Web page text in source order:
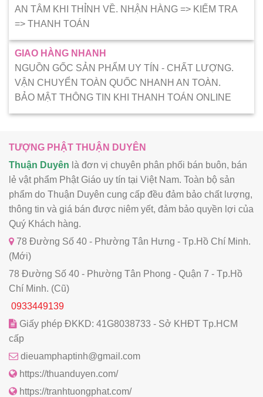
AN TÂM KHI THỈNH VỀ. NHẬN HÀNG => KIẾM TRA
=> THANH TOÁN
GIAO HÀNG NHANH
NGUỒN GỐC SẢN PHẨM UY TÍN - CHẤT LƯỢNG.
VẬN CHUYỂN TOÀN QUỐC NHANH AN TOÀN.
BẢO MẬT THÔNG TIN KHI THANH TOÁN ONLINE
TƯỢNG PHẬT THUẬN DUYÊN
Thuận Duyên là đơn vị chuyên phân phối bán buôn, bán
lẻ vật phẩm Phật Giáo uy tín tại Việt Nam. Toàn bộ sản
phẩm do Thuận Duyên cung cấp đều đảm bảo chất lượng,
thông tin và giá bán được niêm yết, đảm bảo quyền lợi của
Quý Khách hàng.
78 Đường Số 40 - Phường Tân Hưng - Tp.Hồ Chí Minh.
(Mới)
78 Đường Số 40 - Phường Tân Phong - Quận 7 - Tp.Hồ
Chí Minh. (Cũ)
0933449139
Giấy phép ĐKKD: 41G8038733 - Sở KHĐT Tp.HCM
cấp
dieuamphaptinh@gmail.com
https://thuanduyen.com/
https://tranhtuongphat.com/